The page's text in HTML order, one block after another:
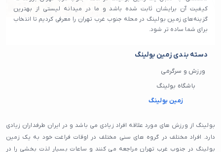
کیفیت آن برایشان ثابت شده باشد و ما در میدانه لیستی از بهترین
گزینه‌های زمین بولینگ در محله جنوب غرب تهران را معرفی کردیم تا انتخاب
برای شما ساده‌ تر شود.
دسته بندی زمین بولینگ
ورزش و سرگرمی
باشگاه بولینگ
زمین بولینگ
بولینگ از ورزش های مورد علاقه افراد زیادی می باشد و در ایران طرفداران زیادی
دارد. افراد مختلف در گروه های سنی مختلف در اوقات فراغت خود به یک زمین
بولینگ در جنوب غرب تهران مراجعه می کنند و ساعات بسیار لذت بخشی را در